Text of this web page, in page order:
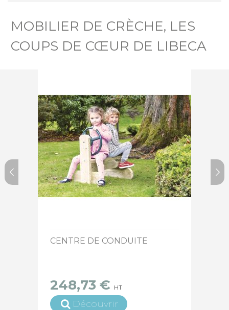
MOBILIER DE CRÈCHE, LES
COUPS DE CŒUR DE LIBECA
CENTRE DE CONDUITE
248,73 € HT
Découvrir